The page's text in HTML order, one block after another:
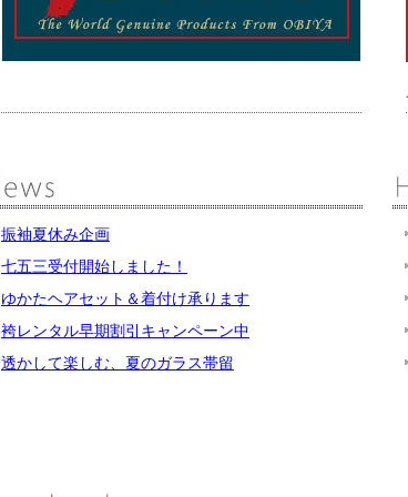
振袖夏休み企画
七五三受付開始しました！
ゆかたヘアセット＆着付け承ります
袴レンタル早期割引キャンペーン中
透かして楽しむ、夏のガラス帯留